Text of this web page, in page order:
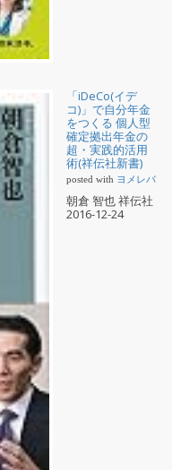
「iDeCo(イデ
コ)」で自分年金
をつくる 個人型
確定拠出年金の
超・実践的活用
術(祥伝社新書)
posted with ヨメレバ
朝倉 智也 祥伝社
2016-12-24